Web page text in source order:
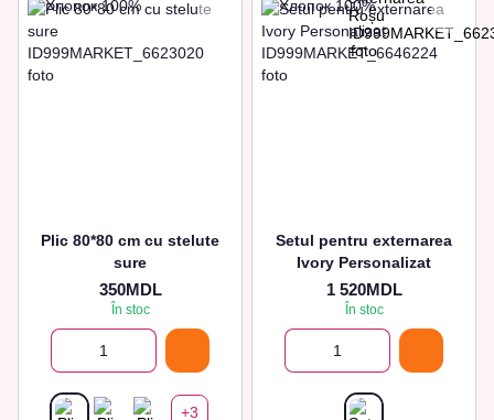
Plic 80*80 cm cu stelute
sure
350MDL
În stoc
+3
Setul pentru externarea
Ivory Personalizat
1 520MDL
În stoc